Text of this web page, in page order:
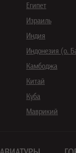
Египет
Израиль
Индия
Индонезия (о.
Камбоджа
Китай
Куба
Маврикий